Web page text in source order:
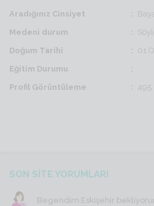
Aradığınız Cinsiyet
Medeni durum
Doğum Tarihi
01
Eğitim Durumu
Profil Görüntüleme
495
SON SİTE YORUMLARI
Begendim Eskişehir